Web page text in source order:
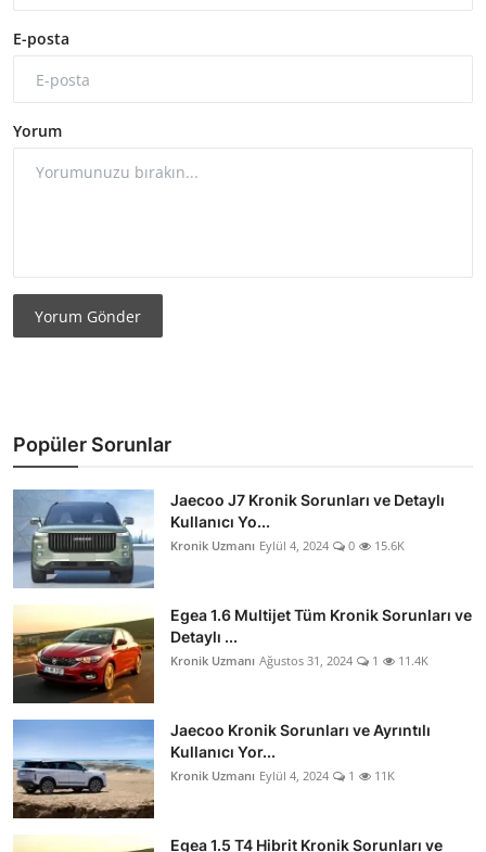
E-posta
Yorum
Yorum Gönder
Popüler Sorunlar
Jaecoo J7 Kronik Sorunları ve Detaylı
Kullanıcı Yo...
Kronik Uzmanı Eylül 4, 2024 0 15.6K
Egea 1.6 Multijet Tüm Kronik Sorunları ve
Detaylı ...
Kronik Uzmanı Ağustos 31, 2024 1 11.4K
Jaecoo Kronik Sorunları ve Ayrıntılı
Kullanıcı Yor...
Kronik Uzmanı Eylül 4, 2024 1 11K
Egea 1.5 T4 Hibrit Kronik Sorunları ve